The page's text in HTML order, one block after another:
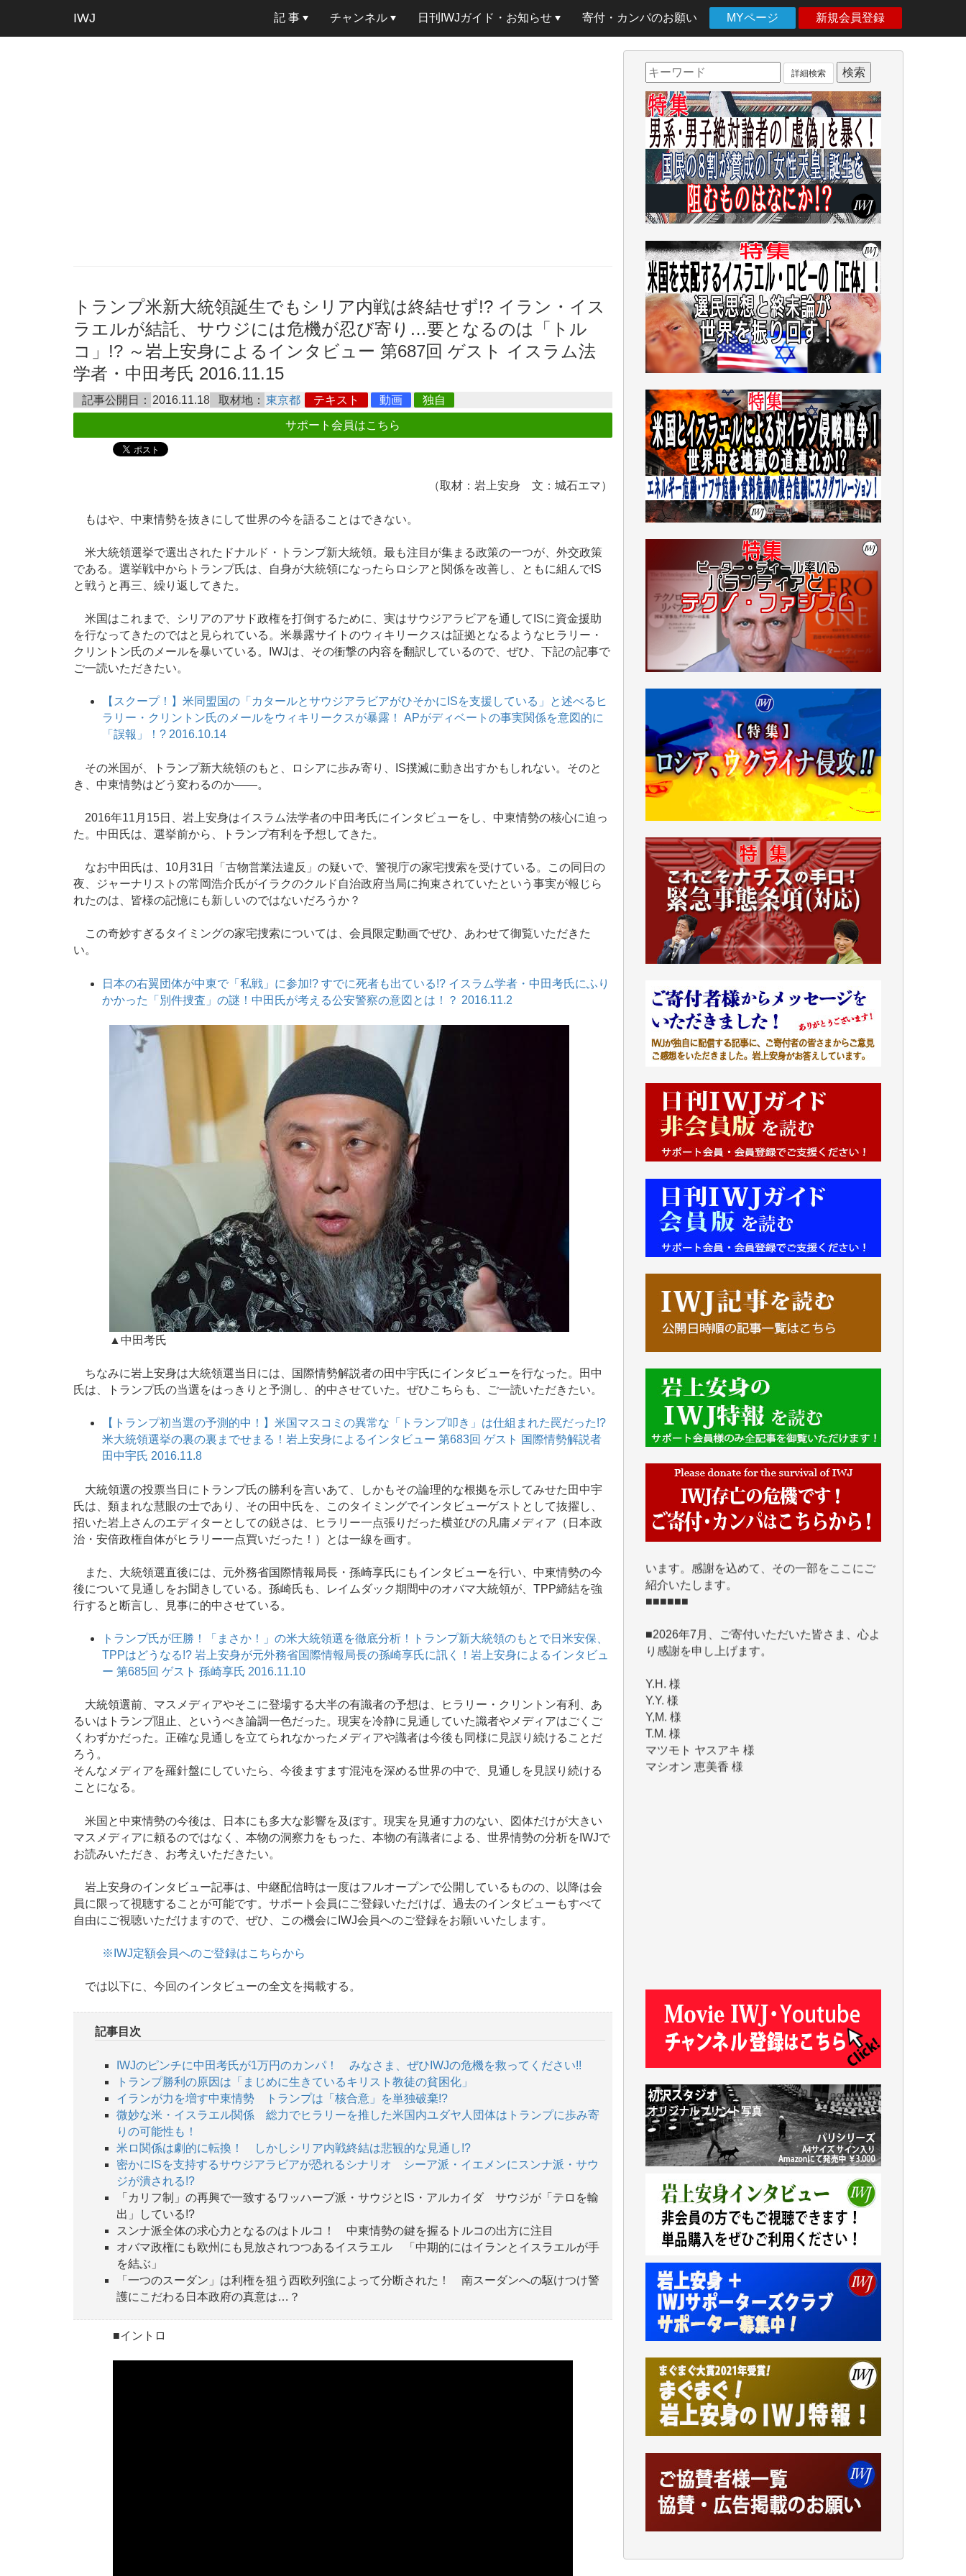
IWJ 記 事 チャンネル 日刊IWJガイド・お知らせ 寄付・カンパのお願い MYページ 新規会員登録
トランプ米新大統領誕生でもシリア内戦は終結せず!? イラン・イス
ラエルが結託、サウジには危機が忍び寄り…要となるのは「トル
コ」!? ～岩上安身によるインタビュー 第687回 ゲスト イスラム法
学者・中田考氏 2016.11.15
記事公開日： 2016.11.18 取材地： 東京都 テキスト 動画 独自
サポート会員はこちら
（取材：岩上安身 文：城石エマ）
もはや、中東情勢を抜きにして世界の今を語ることはできない。
米大統領選挙で選出されたドナルド・トランプ新大統領。最も注目が集まる政策の一つが、外交政策
である。選挙戦中からトランプ氏は、自身が大統領になったらロシアと関係を改善し、ともに組んでIS
と戦うと再三、繰り返してきた。
米国はこれまで、シリアのアサド政権を打倒するために、実はサウジアラビアを通してISに資金援助
を行なってきたのではと見られている。米暴露サイトのウィキリークスは証拠となるようなヒラリー・
クリントン氏のメールを暴いている。IWJは、その衝撃の内容を翻訳しているので、ぜひ、下記の記事で
ご一読いただきたい。
【スクープ！】米同盟国の「カタールとサウジアラビアがひそかにISを支援している」と述べるヒ
ラリー・クリントン氏のメールをウィキリークスが暴露！ APがディベートの事実関係を意図的に
「誤報」！? 2016.10.14
その米国が、トランプ新大統領のもと、ロシアに歩み寄り、IS撲滅に動き出すかもしれない。そのと
き、中東情勢はどう変わるのか――。
2016年11月15日、岩上安身はイスラム法学者の中田考氏にインタビューをし、中東情勢の核心に迫っ
た。中田氏は、選挙前から、トランプ有利を予想してきた。
なお中田氏は、10月31日「古物営業法違反」の疑いで、警視庁の家宅捜索を受けている。この同日の
夜、ジャーナリストの常岡浩介氏がイラクのクルド自治政府当局に拘束されていたという事実が報じら
れたのは、皆様の記憶にも新しいのではないだろうか？
この奇妙すぎるタイミングの家宅捜索については、会員限定動画でぜひ、あわせて御覧いただきた
い。
日本の右翼団体が中東で「私戦」に参加!? すでに死者も出ている!? イスラム学者・中田考氏にふり
かかった「別件捜査」の謎！中田氏が考える公安警察の意図とは！？ 2016.11.2
▲中田考氏
ちなみに岩上安身は大統領選当日には、国際情勢解説者の田中宇氏にインタビューを行なった。田中
氏は、トランプ氏の当選をはっきりと予測し、的中させていた。ぜひこちらも、ご一読いただきたい。
【トランプ初当選の予測的中！】米国マスコミの異常な「トランプ叩き」は仕組まれた罠だった!?
米大統領選挙の裏の裏までせまる！岩上安身によるインタビュー 第683回 ゲスト 国際情勢解説者
田中宇氏 2016.11.8
大統領選の投票当日にトランプ氏の勝利を言いあて、しかもその論理的な根拠を示してみせた田中宇
氏は、類まれな慧眼の士であり、その田中氏を、このタイミングでインタビューゲストとして抜擢し、
招いた岩上さんのエディターとしての鋭さは、ヒラリー一点張りだった横並びの凡庸メディア（日本政
治・安倍政権自体がヒラリー一点買いだった！）とは一線を画す。
また、大統領選直後には、元外務省国際情報局長・孫崎享氏にもインタビューを行い、中東情勢の今
後について見通しをお聞きしている。孫崎氏も、レイムダック期間中のオバマ大統領が、TPP締結を強
行すると断言し、見事に的中させている。
トランプ氏が圧勝！「まさか！」の米大統領選を徹底分析！トランプ新大統領のもとで日米安保、
TPPはどうなる!? 岩上安身が元外務省国際情報局長の孫崎享氏に訊く！岩上安身によるインタビュ
ー 第685回 ゲスト 孫崎享氏 2016.11.10
大統領選前、マスメディアやそこに登場する大半の有識者の予想は、ヒラリー・クリントン有利、あ
るいはトランプ阻止、というべき論調一色だった。現実を冷静に見通していた識者やメディアはごくご
くわずかだった。正確な見通しを立てられなかったメディアや識者は今後も同様に見誤り続けることだ
ろう。
そんなメディアを羅針盤にしていたら、今後ますます混沌を深める世界の中で、見通しを見誤り続ける
ことになる。
米国と中東情勢の今後は、日本にも多大な影響を及ぼす。現実を見通す力のない、図体だけが大きい
マスメディアに頼るのではなく、本物の洞察力をもった、本物の有識者による、世界情勢の分析をIWJで
お読みいただき、お考えいただきたい。
岩上安身のインタビュー記事は、中継配信時は一度はフルオープンで公開しているものの、以降は会
員に限って視聴することが可能です。サポート会員にご登録いただけば、過去のインタビューもすべて
自由にご視聴いただけますので、ぜひ、この機会にIWJ会員へのご登録をお願いいたします。
※IWJ定額会員へのご登録はこちらから
では以下に、今回のインタビューの全文を掲載する。
記事目次
IWJのピンチに中田考氏が1万円のカンパ！ みなさま、ぜひIWJの危機を救ってください!!
トランプ勝利の原因は「まじめに生きているキリスト教徒の貧困化」
イランが力を増す中東情勢 トランプは「核合意」を単独破棄!?
微妙な米・イスラエル関係 総力でヒラリーを推した米国内ユダヤ人団体はトランプに歩み寄
りの可能性も！
米ロ関係は劇的に転換！ しかしシリア内戦終結は悲観的な見通し!?
密かにISを支持するサウジアラビアが恐れるシナリオ シーア派・イエメンにスンナ派・サウ
ジが潰される!?
「カリフ制」の再興で一致するワッハーブ派・サウジとIS・アルカイダ サウジが「テロを輸
出」している!?
スンナ派全体の求心力となるのはトルコ！ 中東情勢の鍵を握るトルコの出方に注目
オバマ政権にも欧州にも見放されつつあるイスラエル 「中期的にはイランとイスラエルが手
を結ぶ」
「一つのスーダン」は利権を狙う西欧列強によって分断された！ 南スーダンへの駆けつけ警
護にこだわる日本政府の真意は…？
■イントロ
詳細検索
■■■■■■
IWJには、ご寄付・カンパをいただいた方々
より、たくさんの応援のメッセージが届いて
います。感謝を込めて、その一部をここにご
紹介いたします。
■■■■■■
■2026年7月、ご寄付いただいた皆さま、心よ
Y.H. 様
Y.Y. 様
Y,M. 様
T.M. 様
マツモト ヤスアキ 様
マシオン 恵美香 様
岩井 祐子 様
吉村 隆子 様
マシオン恵美香 様
平野智生 様
山本賢二 様
吉住俊昭 様
塩川 晃平 様
松本益美 様
井出 隆太 様
及川昭男 様
岩井祐子 様
藤岡比左志 様
井出 隆太 様
小池説夫 様
アオキカナメ 様
諸般の事情によりIWJ会費払えず今は非会員
です。市民側に立つ講演会にIWJのカメラマ
ンをよく拝見しております。コンテンツが失
われるのはあまりにもったいない。少しでも
お役立てください。（H.O.様）
今日、僅かですがカンパしました。（T.M.
様）
今日、僅かですがカンパしました。IWJの危
機を乗り切るには到底及ばない額ですが病気
の妻を抱えている私にとっては精一杯のカン
パです。
かねてよりIWJが発してきた膨大な取材記事
や解説記事、そして各界の方々とのインタビ